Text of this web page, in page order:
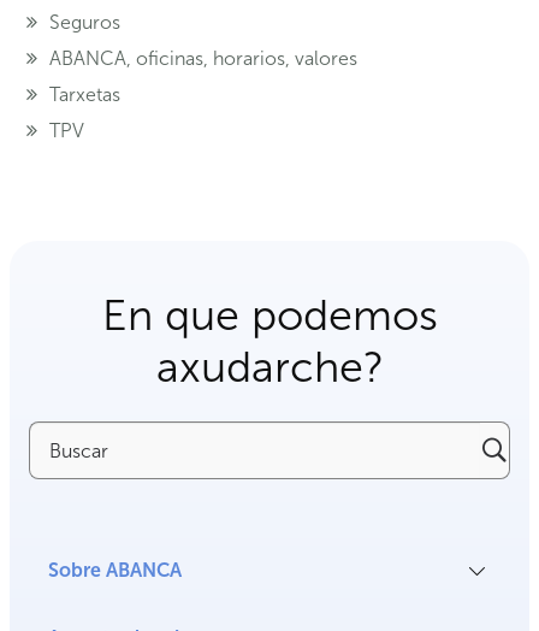
Seguros
ABANCA, oficinas, horarios, valores
Tarxetas
TPV
En que podemos
axudarche?
Buscar
Sobre ABANCA